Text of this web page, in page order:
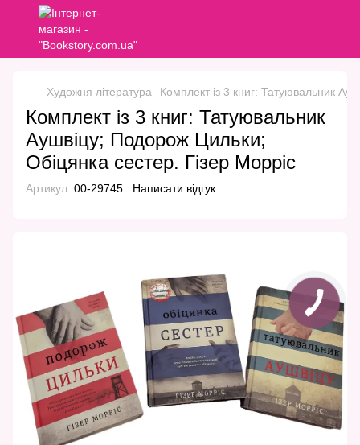
Художня література Комплект із 3 книг: Татуювальник
Комплект із 3 книг: Татуювальник
Аушвіцу; Подорож Цильки;
Обіцянка сестер. Гізер Морріс
Артикул: 00-29745 Написати відгук